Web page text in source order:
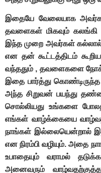
இதையே வேலையாக
தவளைகள் மிகவும் கலங்கி
இந்த முறை அவர்கள் கல்லால்
என தன் கூட்டத்திடம்
வந்ததும் , தவளைகளை
இதை பார்த்து
அந்த சிறுவன் பயந்து
சொல்லியது உங்களை
எங்கள் வாழ்க்கையை
நாங்கள் இல்லையென்றால்
என நிரம்பி வழியும். அதை
உபாதையும் வராமல்
அனைவரும்